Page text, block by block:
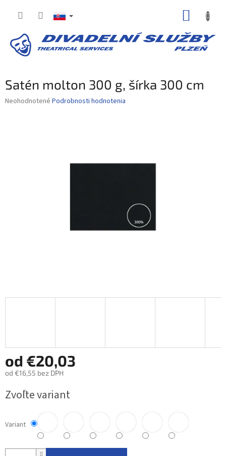
Satén molton 300 g, šírka 300 cm
Priemerné
Neohodnotené Podrobnosti hodnotenia
od €20,03
od €16,55 bez DPH
cena:
Zvoľte variant
Variant